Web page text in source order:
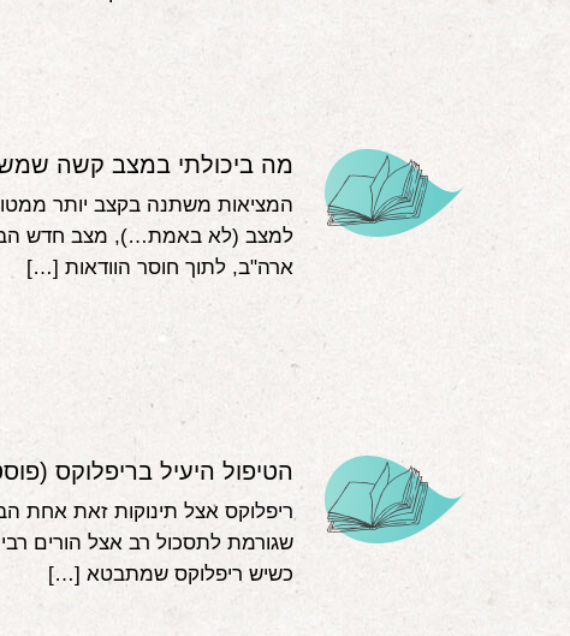
מה ביכולתי במצב קשה
המציאות משתנה בקצב יותר
למצב (לא באמת…), מצב חדש
ארה"ב, לתוך חוסר הוודאות […]
הטיפול היעיל בריפלוקס
ריפלוקס אצל תינוקות זאת אחת
שגורמת לתסכול רב אצל הורים
כשיש ריפלוקס שמתבטא […]